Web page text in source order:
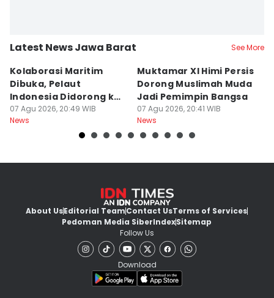
Latest News Jawa Barat See More
Kolaborasi Maritim
Dibuka, Pelaut
Indonesia Didorong ke
Pasar Global
07 Agu 2026, 20:49 WIB
News
Muktamar XI Himi Persis
Dorong Muslimah Muda
Jadi Pemimpin Bangsa
07 Agu 2026, 20:41 WIB
News
About UsEditorial TeamContact UsTerms of Services
Pedoman Media SiberIndexSitemap
Follow Us
Download